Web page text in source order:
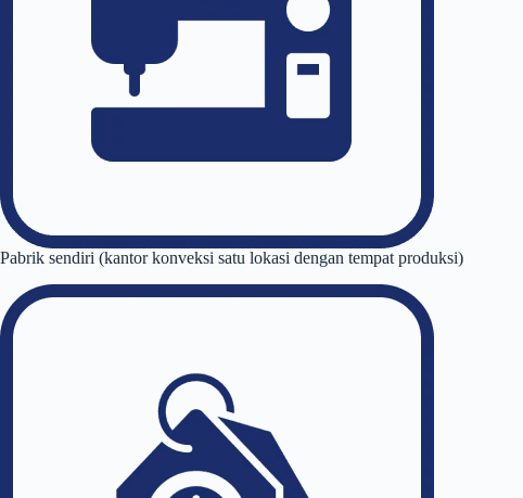
Pabrik sendiri (kantor konveksi satu lokasi dengan tempat produksi)